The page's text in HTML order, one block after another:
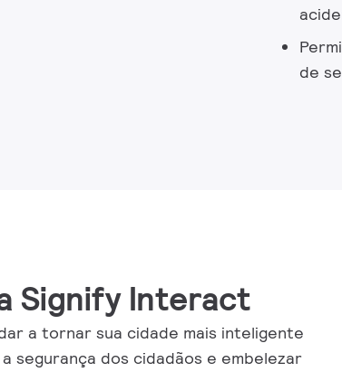
de
Signify Interact
a tornar sua cidade mais inteligente
segurança dos cidadãos e embelezar